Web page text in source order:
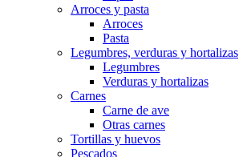
Arroces y pasta
Arroces
Pasta
Legumbres, verduras y hortalizas
Legumbres
Verduras y hortalizas
Carnes
Carne de ave
Otras carnes
Tortillas y huevos
Pescados